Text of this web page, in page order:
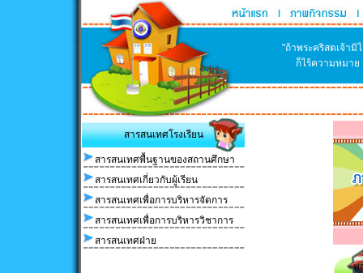
"ถ้าพระคริสตเจ้า
ก็ไร้ความหมาย
สารสนเทศโรงเรียน
สารสนเทศพื้นฐานของสถานศึกษา
สารสนเทศเกี่ยวกับผู้เรียน
สารสนเทศเพื่อการบริหารจัดการ
สารสนเทศเพื่อการบริหารวิชาการ
สารสนเทศฝ่าย
พ